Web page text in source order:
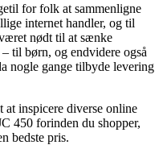
for folk at sammenligne
internet handler, og til
nødt til at sænke
til børn, og endvidere også
nogle gange tilbyde levering
inspicere diverse online
450 forinden du shopper,
bedste pris.